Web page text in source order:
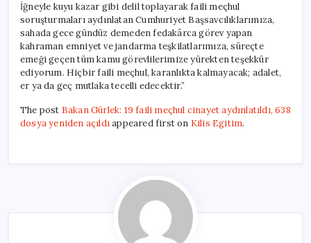
İğneyle kuyu kazar gibi delil toplayarak faili meçhul
soruşturmaları aydınlatan Cumhuriyet Başsavcılıklarımıza,
sahada gece gündüz demeden fedakârca görev yapan
kahraman emniyet ve jandarma teşkilatlarımıza, süreçte
emeği geçen tüm kamu görevlilerimize yürekten teşekkür
ediyorum. Hiçbir faili meçhul, karanlıkta kalmayacak; adalet,
er ya da geç mutlaka tecelli edecektir.”
The post Bakan Gürlek: 19 faili meçhul cinayet aydınlatıldı, 638
dosya yeniden açıldıappeared first on Kilis Egitim.